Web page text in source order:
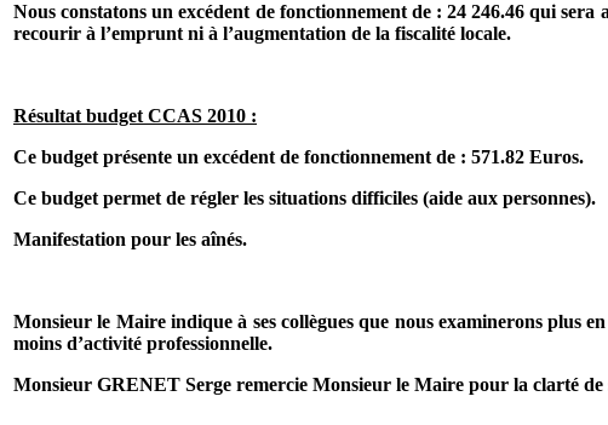
Nous constatons un excédent de fonctionnement de : 24 246.46 qui
recourir à l’emprunt ni à l’augmentation de la fiscalité locale.
Résultat budget CCAS 2010 :
Ce budget présente un excédent de fonctionnement de : 571.82 Euros.
Ce budget permet de régler les situations difficiles (aide aux personnes).
Manifestation pour les aînés.
Monsieur le Maire indique à ses collègues que nous examinerons plus
moins d’activité professionnelle.
Monsieur GRENET Serge remercie Monsieur le Maire pour la clarté